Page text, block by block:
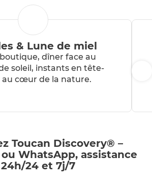
& Lune de miel
dîner face au
soleil, instants en tête-
cœur de la nature.
Toucan Discovery® –
WhatsApp, assistance
24h/24 et 7j/7